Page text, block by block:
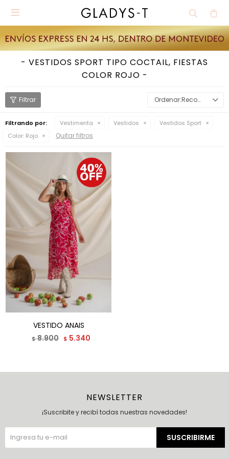

VESTIDOS SPORT TIPO COCTAIL, FIESTAS
COLOR ROJO
Recomendados
Filtrando por: Vestimenta Vestidos
Vestidos Sport
Color: Rojo Quitar filtros
VESTIDO ANAIS
$8.900 $ 5.340
NEWSLETTER
¡Suscribite y recibí todas nuestras novedades!
SUSCRIBIRME